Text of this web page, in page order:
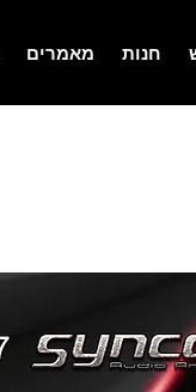
מאמרים חנות